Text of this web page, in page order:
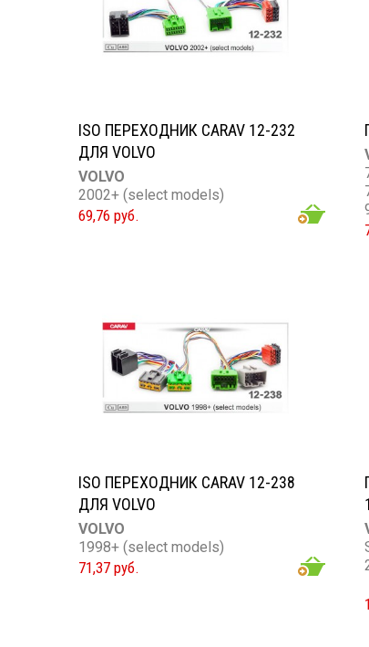
ISO ПЕРЕХОДНИК CARAV 12-232
ДЛЯ VOLVO
VOLVO
2002+ (select models)
69,76 руб.
ISO ПЕРЕХОДНИК CARAV 12-238
ДЛЯ VOLVO
VOLVO
1998+ (select models)
71,37 руб.